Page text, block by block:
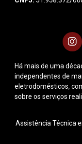
Há mais de uma
independentes de
eletrodomésticos,
sobre os serviços
Assistência Técnica